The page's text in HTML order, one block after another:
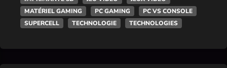
MATÉRIEL GAMING
PC GAMING
PC VS CONSOLE
SUPERCELL
TECHNOLOGIE TECHNOLOGIES